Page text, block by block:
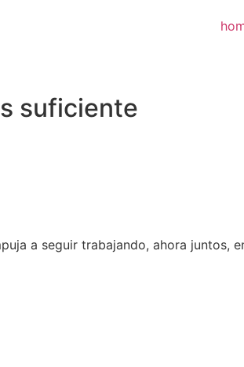
suficiente
a seguir trabajando, ahora juntos,